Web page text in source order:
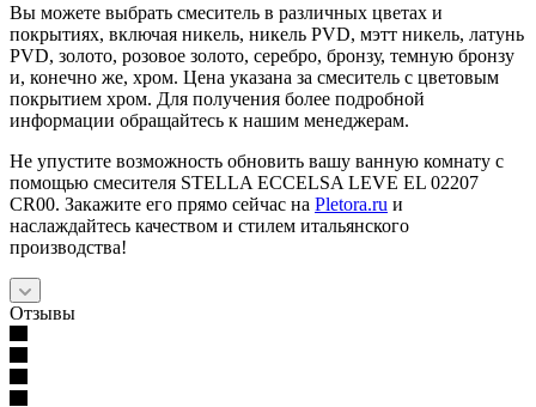
Вы можете выбрать смеситель в различных цветах и
покрытиях, включая никель, никель PVD, мэтт никель, латунь
PVD, золото, розовое золото, серебро, бронзу, темную бронзу
и, конечно же, хром. Цена указана за смеситель с цветовым
покрытием хром. Для получения более подробной
информации обращайтесь к нашим менеджерам.
Не упустите возможность обновить вашу ванную комнату с
помощью смесителя STELLA ECCELSA LEVE EL 02207
CR00. Закажите его прямо сейчас на Pletora.ru и
наслаждайтесь качеством и стилем итальянского
производства!
Отзывы